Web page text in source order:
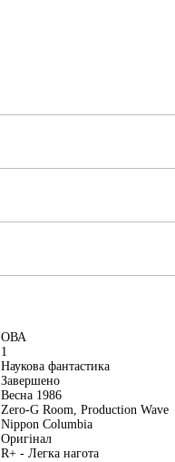
ОВА
1
Наукова фантастика
Завершено
Весна 1986
Zero-G Room, Production Wave
Nippon Columbia
Оригінал
R+ - Легка нагота